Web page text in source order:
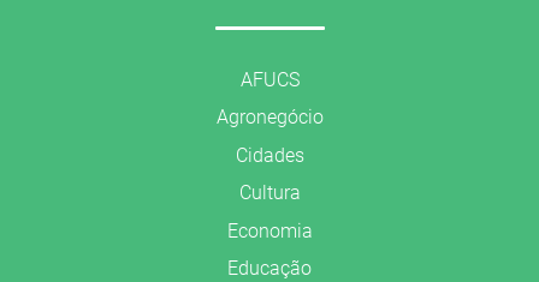
AFUCS
Agronegócio
Cidades
Cultura
Economia
Educação